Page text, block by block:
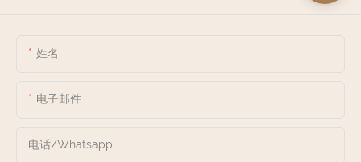
姓名
电子邮件
电话/whatsapp